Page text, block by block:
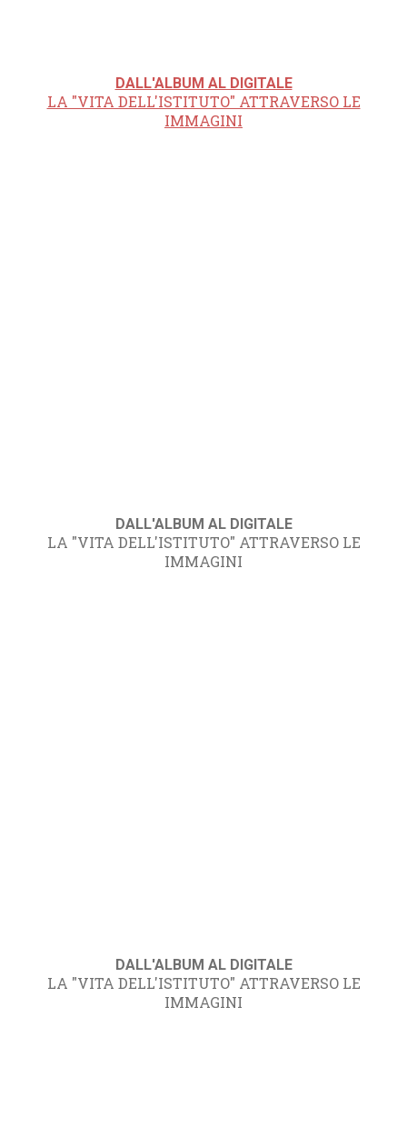
DALL'ALBUM AL DIGITALE
LA "VITA DELL'ISTITUTO" ATTRAVERSO LE
IMMAGINI
DALL'ALBUM AL DIGITALE
LA "VITA DELL'ISTITUTO" ATTRAVERSO LE
IMMAGINI
DALL'ALBUM AL DIGITALE
LA "VITA DELL'ISTITUTO" ATTRAVERSO LE
IMMAGINI